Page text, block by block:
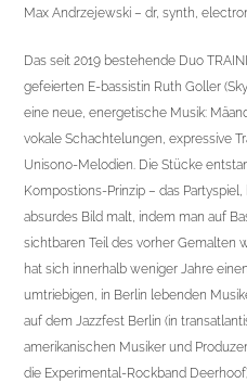
Max Andrzejewski – dr, synth,
Das seit 2019 bestehende Duo
gefeierten E-bassistin Ruth Goller
eine neue, energetische Musik:
vokale Schachtelungen, expressive
Unisono-Melodien. Die Stücke
Kompostions-Prinzip – das
absurdes Bild malt, indem man auf
sichtbaren Teil des vorher Gemalten
hat sich innerhalb weniger Jahre
umtriebigen, in Berlin lebenden
auf dem Jazzfest Berlin (in
amerikanischen Musiker und
die Experimental-Rockband